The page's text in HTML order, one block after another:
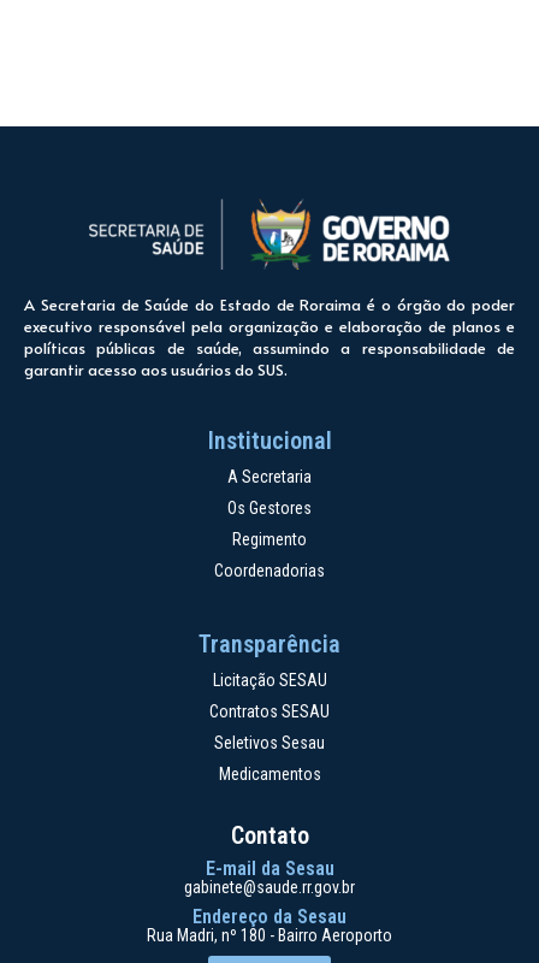
A Secretaria de Saúde do Estado de Roraima é o órgão do poder
executivo responsável pela organização e elaboração de planos e
políticas públicas de saúde, assumindo a responsabilidade de
garantir acesso aos usuários do SUS.
Institucional
A Secretaria
Os Gestores
Regimento
Coordenadorias
Transparência
Licitação SESAU
Contratos SESAU
Seletivos Sesau
Medicamentos
Contato
E-mail da Sesau
gabinete@saude.rr.gov.br
Endereço da Sesau
Rua Madri, nº 180 - Bairro Aeroporto